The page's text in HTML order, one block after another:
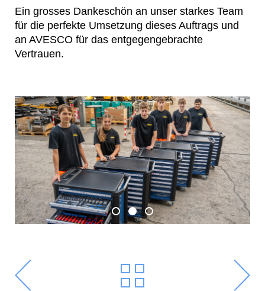
Ein grosses Dankeschön an unser starkes Team
für die perfekte Umsetzung dieses Auftrags und
an AVESCO für das entgegengebrachte
Vertrauen.